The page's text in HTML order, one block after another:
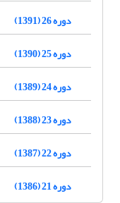
دوره 26 (1391)
دوره 25 (1390)
دوره 24 (1389)
دوره 23 (1388)
دوره 22 (1387)
دوره 21 (1386)